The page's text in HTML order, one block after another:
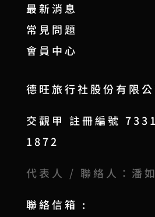
最新消息
常見問題
會員中心
德旺旅行社股份有限公
交觀甲 註冊編號
1872
代表人 / 聯絡人：潘
聯絡信箱 :